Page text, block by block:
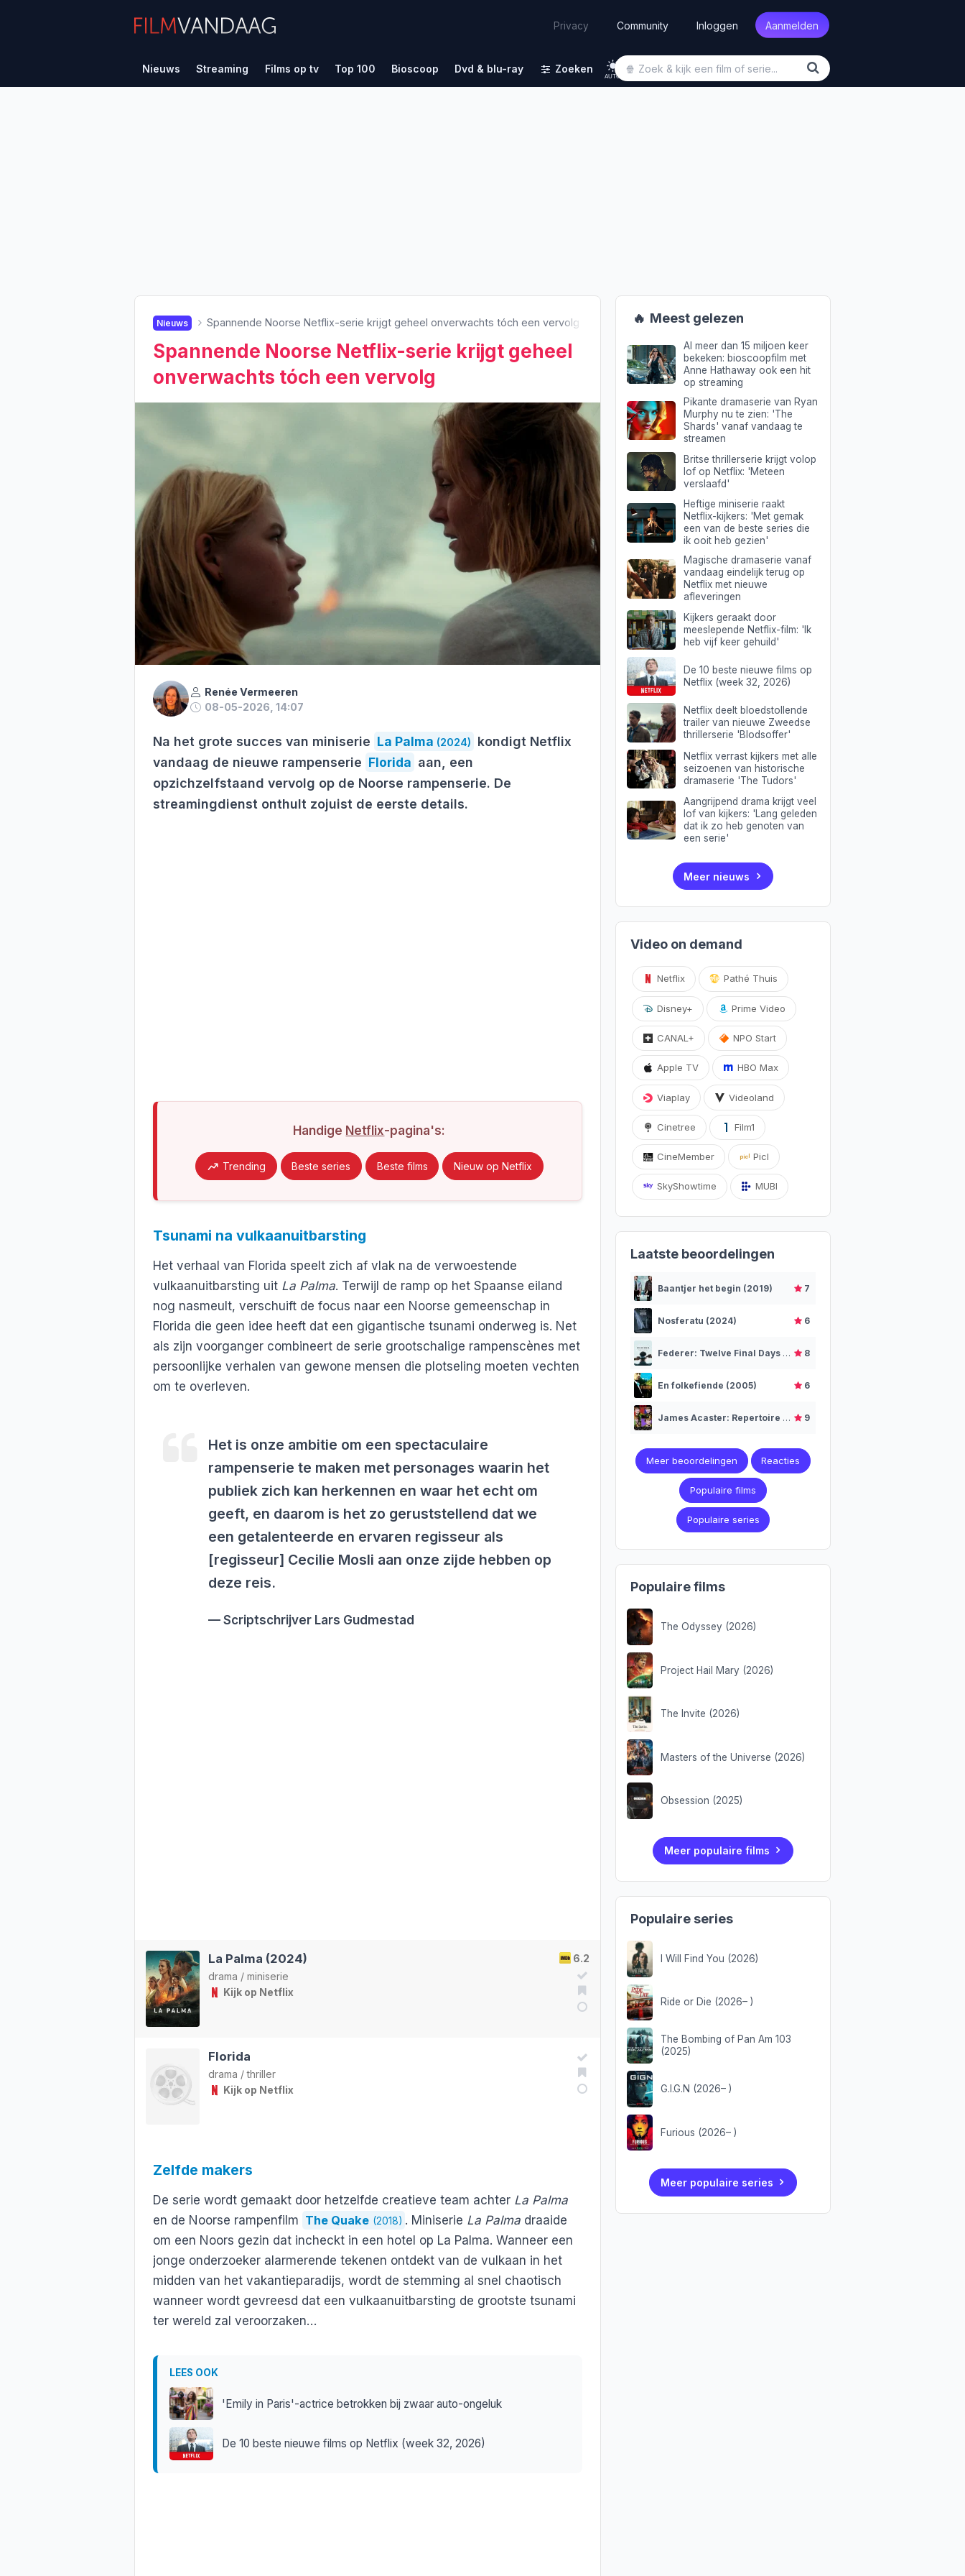
Privacy Community Inloggen Aanmelden
Nieuws Streaming Films op tv Top 100 Bioscoop Dvd & blu-ray Zoeken
AUTO
Nieuws Spannende Noorse Netflix-serie krijgt geheel onverwachts tóch een vervolg
Spannende Noorse Netflix-serie krijgt geheel
onverwachts tóch een vervolg
Renée Vermeeren
08-05-2026, 14:07
Na het grote succes van miniserie La Palma (2024)
kondigt Netflix
vandaag de nieuwe rampenserie Florida aan, een
opzichzelfstaand vervolg op de Noorse rampenserie. De
streamingdienst onthult zojuist de eerste details.
Handige Netflix-pagina's:
Trending Beste series Beste films Nieuw op Netflix
Tsunami na vulkaanuitbarsting
Het verhaal van Florida speelt zich af vlak na de verwoestende
vulkaanuitbarsting uit La Palma. Terwijl de ramp op het Spaanse eiland
nog nasmeult, verschuift de focus naar een Noorse gemeenschap in
Florida die geen idee heeft dat een gigantische tsunami onderweg is. Net
als zijn voorganger combineert de serie grootschalige rampenscènes met
persoonlijke verhalen van gewone mensen die plotseling moeten vechten
om te overleven.
Het is onze ambitie om een spectaculaire
rampenserie te maken met personages waarin het
publiek zich kan herkennen en waar het echt om
geeft, en daarom is het zo geruststellend dat we
een getalenteerde en ervaren regisseur als
[regisseur] Cecilie Mosli aan onze zijde hebben op
deze reis.
Scriptschrijver Lars Gudmestad
6.2
La Palma (2024)
drama / miniserie
Kijk op Netflix
Florida
drama /thriller
Kijk op Netflix
Zelfde makers
De serie wordt gemaakt door hetzelfde creatieve team achter La Palma
en de Noorse rampenfilm The Quake (2018) . Miniserie La Palma draaide
om een Noors gezin dat incheckt in een hotel op La Palma. Wanneer een
jonge onderzoeker alarmerende tekenen ontdekt van de vulkaan in het
midden van het vakantieparadijs, wordt de stemming al snel chaotisch
wanneer wordt gevreesd dat een vulkaanuitbarsting de grootste tsunami
ter wereld zal veroorzaken…
LEES OOK
'Emily in Paris'-actrice betrokken bij zwaar auto-ongeluk
De 10 beste nieuwe films op Netflix (week 32, 2026)
🔥 Meest gelezen
Al meer dan 15 miljoen keer
bekeken: bioscoopfilm met
Anne Hathaway ook een hit
op streaming
Pikante dramaserie van Ryan
Murphy nu te zien: 'The
Shards' vanaf vandaag te
streamen
Britse thrillerserie krijgt volop
lof op Netflix: 'Meteen
verslaafd'
Heftige miniserie raakt
Netflix-kijkers: 'Met gemak
een van de beste series die
ik ooit heb gezien'
Magische dramaserie vanaf
vandaag eindelijk terug op
Netflix met nieuwe
afleveringen
Kijkers geraakt door
meeslepende Netflix-film: 'Ik
heb vijf keer gehuild'
De 10 beste nieuwe films op
Netflix (week 32, 2026)
Netflix deelt bloedstollende
trailer van nieuwe Zweedse
thrillerserie 'Blodsoffer'
Netflix verrast kijkers met alle
seizoenen van historische
dramaserie 'The Tudors'
Aangrijpend drama krijgt veel
lof van kijkers: 'Lang geleden
dat ik zo heb genoten van
een serie'
Meer nieuws
Video on demand
Netflix Pathé Thuis
Disney+ Prime Video
CANAL+ NPO Start
Apple TV HBO Max
Viaplay Videoland
Cinetree Film1
CineMember Picl
SkyShowtime MUBI
Laatste beoordelingen
Baantjer het begin (2019) 7
Nosferatu (2024) 6
Federer: Twelve Final Days (2024) 8
En folkefiende (2005) 6
James Acaster: Repertoire (2018) 9
Meer beoordelingen Reacties
Populaire films
Populaire series
Populaire films
The Odyssey (2026)
Project Hail Mary (2026)
The Invite (2026)
Masters of the Universe (2026)
Obsession (2025)
Meer populaire films
Populaire series
I Will Find You (2026)
Ride or Die (2026– )
The Bombing of Pan Am 103
(2025)
G.I.G.N (2026– )
Furious (2026– )
Meer populaire series